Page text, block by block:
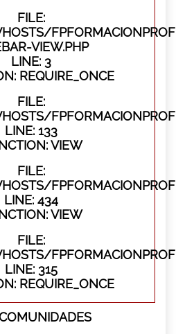
FILE:
VIEW.PHP
LINE: 3
REQUIRE_ONCE
FILE:
LINE: 133
VIEW
FILE:
LINE: 434
VIEW
FILE:
LINE: 315
REQUIRE_ONCE